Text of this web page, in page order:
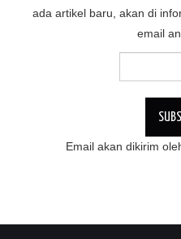
ada artikel baru, akan di
email
Email akan dikirim